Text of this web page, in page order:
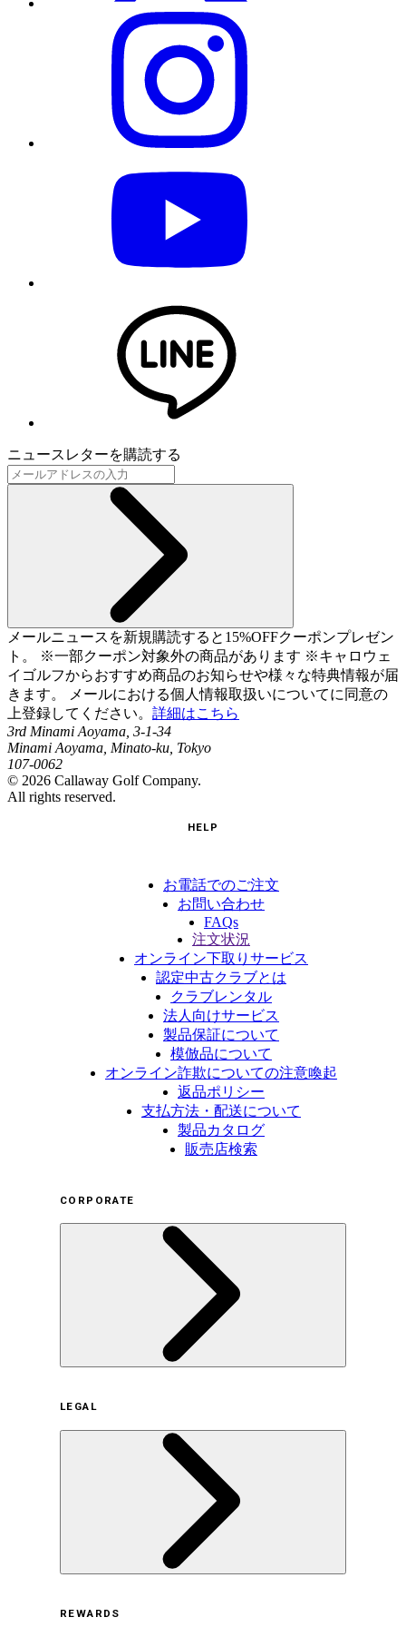
ニュースレターを購読する
メールニュースを新規購読すると15%OFFクーポンプレゼン
ト。 ※一部クーポン対象外の商品があります ※キャロウェ
イゴルフからおすすめ商品のお知らせや様々な特典情報が届
きます。 メールにおける個人情報取扱いについてに同意の
上登録してください。 詳細はこちら
3rd Minami Aoyama, 3-1-34
Minami Aoyama, Minato-ku, Tokyo
107-0062
© 2026 Callaway Golf Company.
All rights reserved.
HELP
お電話でのご注文
お問い合わせ
FAQs
注文状況
オンライン下取りサービス
認定中古クラブとは
クラブレンタル
法人向けサービス
製品保証について
模倣品について
オンライン詐欺についての注意喚起
返品ポリシー
支払方法・配送について
製品カタログ
販売店検索
CORPORATE
サステナビリティの取り組み（日本）
サステナビリティの取り組み（米国/英語）
ヒストリー
採用情報
LEGAL
REWARDS